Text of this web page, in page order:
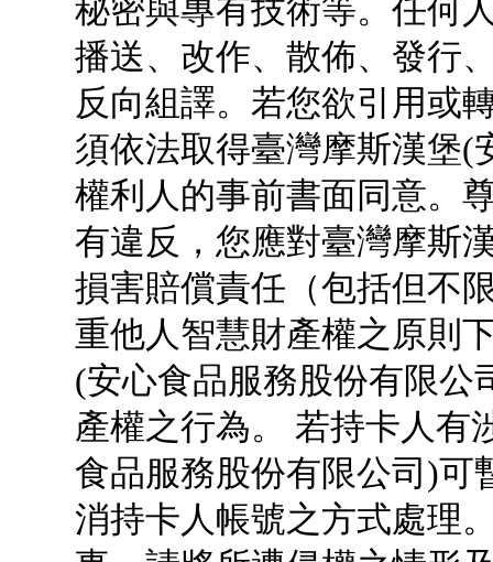
秘密與專有技術等。任何
播送、改作、散佈、發行
反向組譯。若您欲引用或
須依法取得臺灣摩斯漢堡(
權利人的事前書面同意。
有違反，您應對臺灣摩斯
損害賠償責任（包括但不
重他人智慧財產權之原則
(安心食品服務股份有限公
產權之行為。 若持卡人有
食品服務股份有限公司)可
消持卡人帳號之方式處理